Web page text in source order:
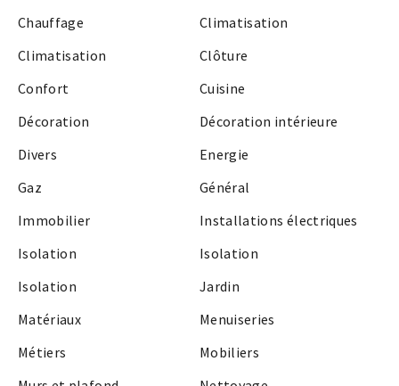
Chauffage
Climatisation
Climatisation
Clôture
Confort
Cuisine
Décoration
Décoration intérieure
Divers
Energie
Gaz
Général
Immobilier
Installations électriques
Isolation
Isolation
Isolation
Jardin
Matériaux
Menuiseries
Métiers
Mobiliers